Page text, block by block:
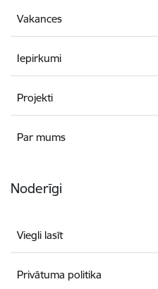
Vakances
Iepirkumi
Projekti
Par mums
Noderīgi
Viegli lasīt
Privātuma politika